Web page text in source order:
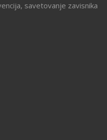
savetovanje zavisnika